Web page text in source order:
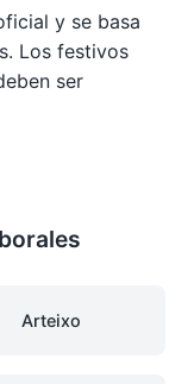
y se basa
Los festivos
ser
Arteixo